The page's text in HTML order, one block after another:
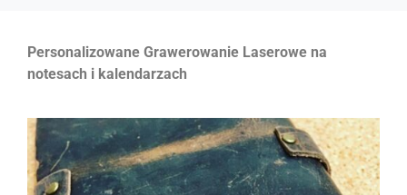
Personalizowane Grawerowanie Laserowe na
notesach i kalendarzach